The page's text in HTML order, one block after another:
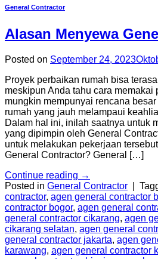
General Contractor
Alasan Menyewa
Posted on September 24, 2023
Proyek perbaikan rumah bisa
meskipun Anda tahu cara memakai
mungkin mempunyai rencana
rumah yang jauh melampaui
Dalam hal ini, inilah saatnya untuk
yang dipimpin oleh General
untuk melakukan pekerjaan
General Contractor? General […]
Continue reading →
Posted in General Contractor
contractor, agen general contractor
contractor bogor, agen general
general contractor cikarang, agen
cikarang selatan, agen general
general contractor jakarta, agen
karawang, agen general contractor